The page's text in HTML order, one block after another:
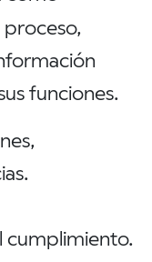
funciones.
cumplimiento.